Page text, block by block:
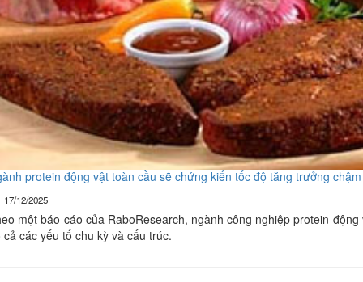
protein động vật toàn cầu sẽ chứng kiến ​​tốc độ tăng trưởng
17/12/2025
một báo cáo của RaboResearch, ngành công nghiệp protein
cả các yếu tố chu kỳ và cấu trúc.